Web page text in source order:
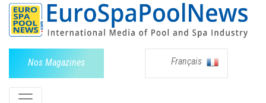
Nos Magazines Français